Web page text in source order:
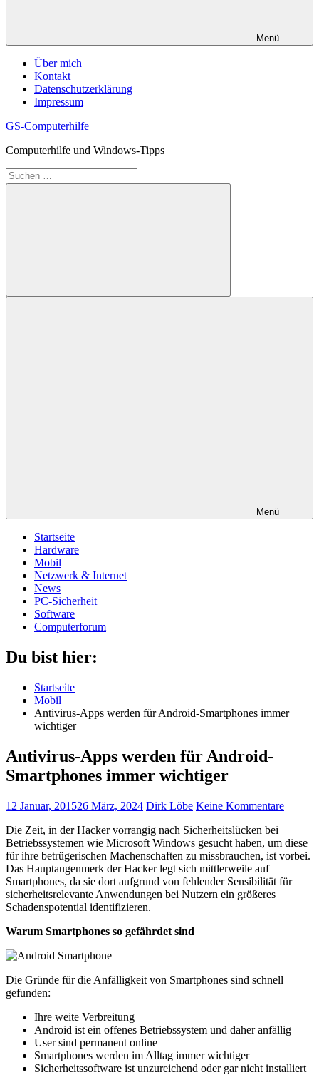
Menü
Über mich
Kontakt
Datenschutzerklärung
Impressum
GS-Computerhilfe
Computerhilfe und Windows-Tipps
Suchen
nach:
Suchen
Menü
Startseite
Hardware
Mobil
Netzwerk & Internet
News
PC-Sicherheit
Software
Computerforum
Du bist hier:
Startseite
Mobil
Antivirus-Apps werden für Android-Smartphones immer
wichtiger
Antivirus-Apps werden für Android-
Smartphones immer wichtiger
12 Januar, 201526 März, 2024 Dirk Löbe Keine Kommentare
Die Zeit, in der Hacker vorrangig nach Sicherheitslücken bei
Betriebssystemen wie Microsoft Windows gesucht haben, um diese
für ihre betrügerischen Machenschaften zu missbrauchen, ist vorbei.
Das Hauptaugenmerk der Hacker legt sich mittlerweile auf
Smartphones, da sie dort aufgrund von fehlender Sensibilität für
sicherheitsrelevante Anwendungen bei Nutzern ein größeres
Schadenspotential identifizieren.
Warum Smartphones so gefährdet sind
Die Gründe für die Anfälligkeit von Smartphones sind schnell
gefunden:
Ihre weite Verbreitung
Android ist ein offenes Betriebssystem und daher anfällig
User sind permanent online
Smartphones werden im Alltag immer wichtiger
Sicherheitssoftware ist unzureichend oder gar nicht installiert